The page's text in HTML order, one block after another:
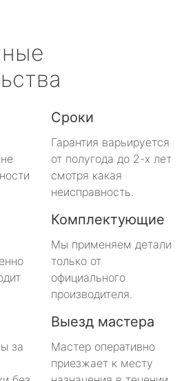
Сроки
Гарантия варьируется
от полугода до 2-х лет
смотря какая
неисправность.
Комплектующие
Мы применяем детали
только от
официального
производителя.
за
Выезд мастера
Мастер оперативно
приезжает к месту